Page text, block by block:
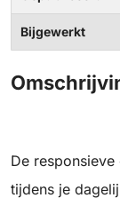
Bijgewerkt
De
tijdens je